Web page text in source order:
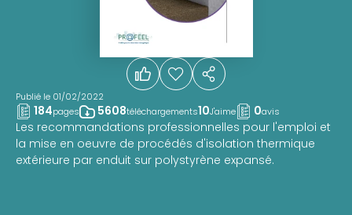
Publié le 01/02/2022
184pages 5608téléchargements10J'aime 0avis
Les recommandations professionnelles pour l'emploi et
la mise en oeuvre de procédés d'isolation thermique
extérieure par enduit sur polystyrène expansé.